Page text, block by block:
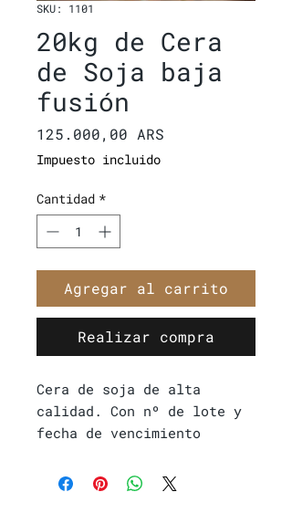
SKU: 1101
20kg de Cera
de Soja baja
fusión
125.000,00 ARS
Impuesto incluido
Cantidad *
Agregar al carrito
Realizar compra
Cera de soja de alta
calidad. Con nº de lote y
fecha de vencimiento